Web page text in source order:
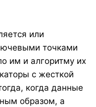
или
точками
им и алгоритму их
с жесткой
когда данные
образом, а